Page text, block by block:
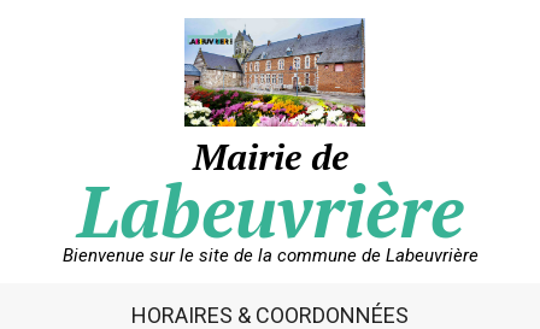
Mairie de
Labeuvrière
Bienvenue sur le site de la commune de Labeuvrière
HORAIRES & COORDONNÉES